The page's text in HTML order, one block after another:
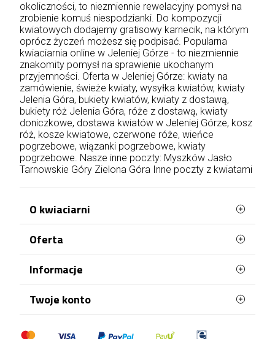
okoliczności, to niezmiennie rewelacyjny pomysł na
zrobienie komuś niespodzianki. Do kompozycji
kwiatowych dodajemy gratisowy karnecik, na którym
oprócz życzeń możesz się podpisać. Popularna
kwiaciarnia online w Jeleniej Górze - to niezmiennie
znakomity pomysł na sprawienie ukochanym
przyjemności. Oferta w Jeleniej Górze: kwiaty na
zamówienie, świeże kwiaty, wysyłka kwiatów, kwiaty
Jelenia Góra, bukiety kwiatów, kwiaty z dostawą,
bukiety róż Jelenia Góra, róże z dostawą, kwiaty
doniczkowe, dostawa kwiatów w Jeleniej Górze, kosz
róż, kosze kwiatowe, czerwone róże, wieńce
pogrzebowe, wiązanki pogrzebowe, kwiaty
pogrzebowe. Nasze inne poczty: Myszków Jasło
Tarnowskie Góry Zielona Góra Inne poczty z kwiatami
O kwiaciarni
WaszaKwiaciarnia stworzona jest z myślą o
Tobie!
Posiadamy ponad 20 lat doświadczenia i
każdego dnia doręczamy kwiaty na terenie całej
Polski. Róże, bukiety, kosze kwiatów, kwiaty
doniczkowe, kwiaty na pogrzeb – wszystko to
okazja jest odpowiednia, by wręczyć komuś
Oferta
Mapa strony
Informacje
Regulamin
Polityka Prywatności
Twoje konto